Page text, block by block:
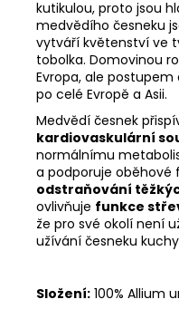
kutikulou, proto jsou
medvědího česneku
vytváří květenství ve
tobolka. Domovinou
Evropa, ale
po celé Evropě a Asii.
Medvědí česnek
kardiovaskulární
normálnímu
a podporuje oběhové
odstraňování
ovlivňuje funkce
že pro své okolí není
užívání česneku
Složení: 100% Allium